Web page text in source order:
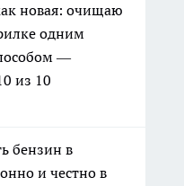
новая: очищаю
одним
—
из 10
бензин в
и честно в